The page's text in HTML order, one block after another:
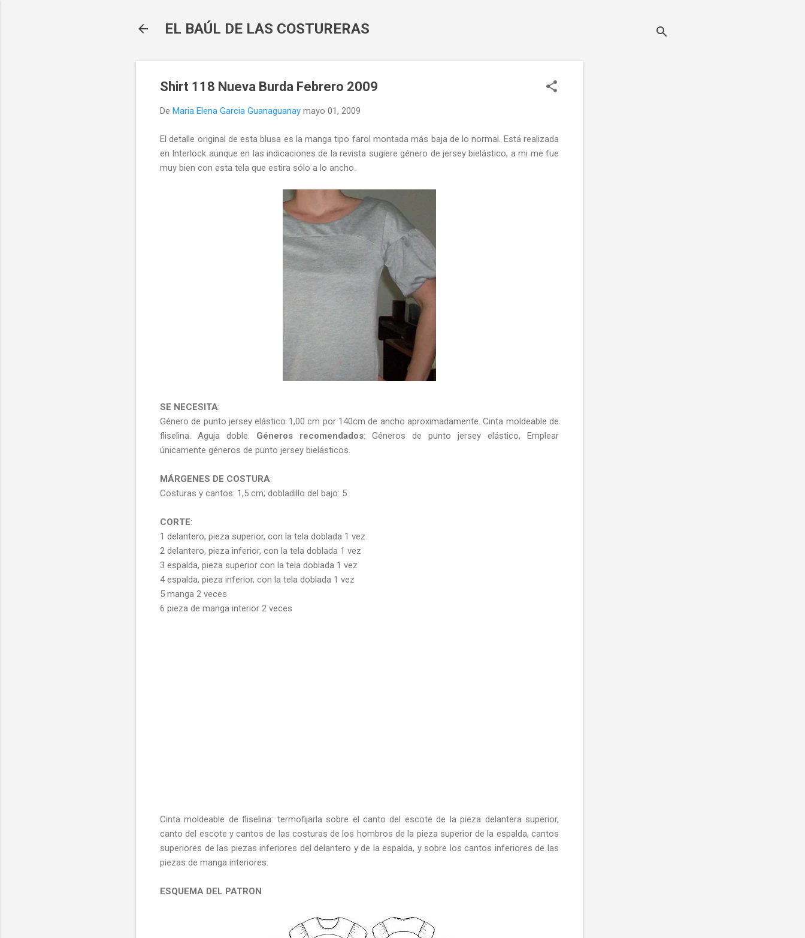
EL BAÚL DE LAS COSTURERAS
Shirt 118 Nueva Burda Febrero 2009
De Maria Elena Garcia Guanaguanay mayo 01, 2009
El detalle original de esta blusa es la manga tipo farol montada más baja de lo normal. Está realizada
en Interlock aunque en las indicaciones de la revista sugiere género de jersey bielástico, a mi me fue
muy bien con esta tela que estira sólo a lo ancho.
SE NECESITA:
Género de punto jersey elástico 1,00 cm por 140cm de ancho aproximadamente. Cinta moldeable de
fliselina. Aguja doble. Géneros recomendados: Géneros de punto jersey elástico, Emplear
únicamente géneros de punto jersey bielásticos.
MÁRGENES DE COSTURA:
Costuras y cantos: 1,5 cm; dobladillo del bajo: 5
CORTE:
1 delantero, pieza superior, con la tela doblada 1 vez
2 delantero, pieza inferior, con la tela doblada 1 vez
3 espalda, pieza superior con la tela doblada 1 vez
4 espalda, pieza inferior, con la tela doblada 1 vez
5 manga 2 veces
6 pieza de manga interior 2 veces
Cinta moldeable de fliselina: termofijarla sobre el canto del escote de la pieza delantera superior,
canto del escote y cantos de las costuras de los hombros de la pieza superior de la espalda, cantos
superiores de las piezas inferiores del delantero y de la espalda, y sobre los cantos inferiores de las
piezas de manga interiores.
ESQUEMA DEL PATRON